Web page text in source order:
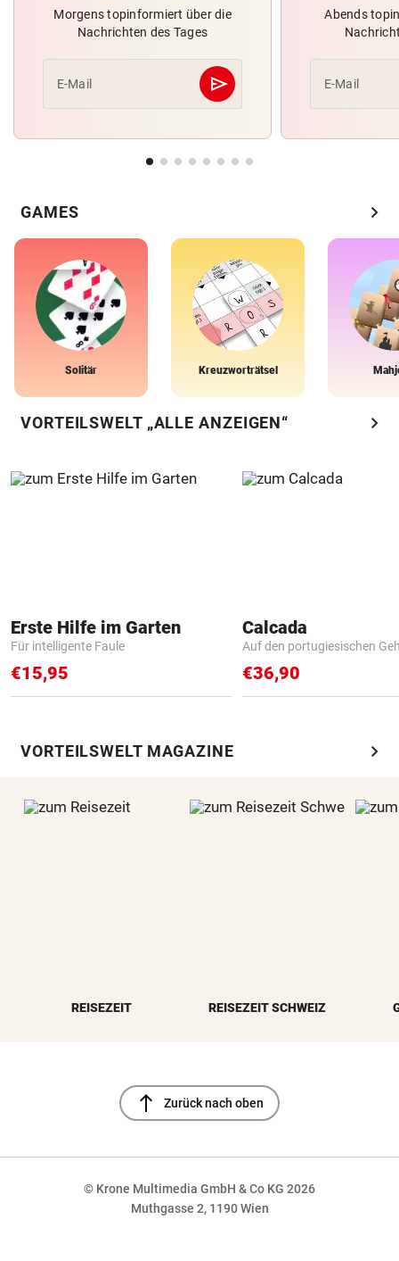
Morgens topinformiert über die
Nachrichten des Tages
E-Mail send
Abschicken
Abends
E-Mail
GAMES chevron_right
Solitär Kreuzworträtsel
VORTEILSWELT „ALLE ANZEIGEN“ chevron_right
Erste Hilfe im Garten
Für intelligente Faule
€15,95
Calcada
Auf den portugiesischen
€36,90
VORTEILSWELT MAGAZINE chevron_right
REISEZEIT REISEZEIT SCHWEIZ
north Zurück nach oben
© Krone Multimedia GmbH & Co KG 2026
Muthgasse 2, 1190 Wien